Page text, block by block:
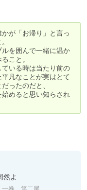
が「お帰り」と言っ
を囲んで一緒に温か
こと。
いる時は当たり前の
平凡なことが実はとて
ったのだと、
めると思い知らされ
然よ